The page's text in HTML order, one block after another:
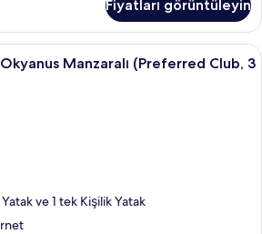
Fiyatları görüntüleyin
Üç Kişilik Oda, Teras, Okyanus
Manzaralı (Preferred Club, 3
ve 1 tek Kişilik Yatak